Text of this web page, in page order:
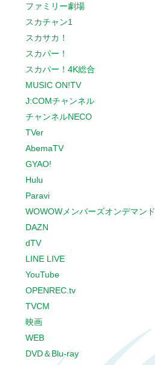
ファミリー劇場
スカチャン1
スカサカ！
スカパー！
スカパー！4K総合
MUSIC ON!TV
J:COMチャンネル
チャンネルNECO
TVer
AbemaTV
GYAO!
Hulu
Paravi
WOWOWメンバーズオンデマンド
DAZN
dTV
LINE LIVE
YouTube
OPENREC.tv
TVCM
映画
WEB
DVD＆Blu-ray